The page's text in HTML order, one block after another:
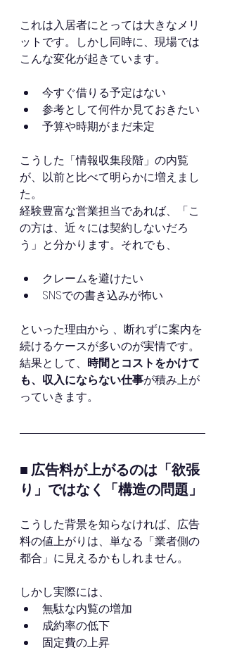
これは入居者にとっては大きなメリ
ットです。しかし同時に、現場では
こんな変化が起きています。
今すぐ借りる予定はない
参考として何件か見ておきたい
予算や時期がまだ未定
こうした「情報収集段階」の内覧
が、以前と比べて明らかに増えまし
た。
経験豊富な営業担当であれば、「こ
の方は、近々には契約しないだろ
う」と分かります。それでも、
クレームを避けたい
SNSでの書き込みが怖い
といった理由から 、断れずに案内を
続けるケースが多いのが実情です。
結果として、 時間とコストをかけて
も、収入にならない仕事が積み上が
っていきます。
■ 広告料が上がるのは「欲張
り」ではなく「構造の問題」
こうした背景を知らなければ、広告
料の値上がりは、単なる「業者側の
都合」に見えるかもしれません。
しかし実際には、
無駄な内覧の増加
成約率の低下
固定費の上昇